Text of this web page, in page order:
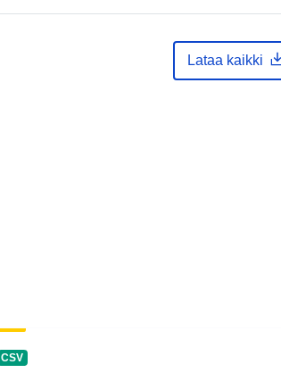
Lataa kaikki
CSV